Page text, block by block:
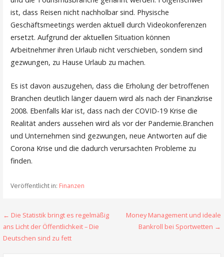
ist, dass Reisen nicht nachholbar sind. Physische
Geschäftsmeetings werden aktuell durch Videokonferenzen
ersetzt. Aufgrund der aktuellen Situation können
Arbeitnehmer ihren Urlaub nicht verschieben, sondern sind
gezwungen, zu Hause Urlaub zu machen.
Es ist davon auszugehen, dass die Erholung der betroffenen
Branchen deutlich länger dauern wird als nach der Finanzkrise
2008. Ebenfalls klar ist, dass nach der COVID-19 Krise die
Realität anders aussehen wird als vor der Pandemie.Branchen
und Unternehmen sind gezwungen, neue Antworten auf die
Corona Krise und die dadurch verursachten Probleme zu
finden.
Veröffentlicht in: Finanzen
Beitragsnavigation
← Die Statistik bringt es regelmäßig
ans Licht der Öffentlichkeit – Die
Deutschen sind zu fett
Money Management und ideale
Bankroll bei Sportwetten →